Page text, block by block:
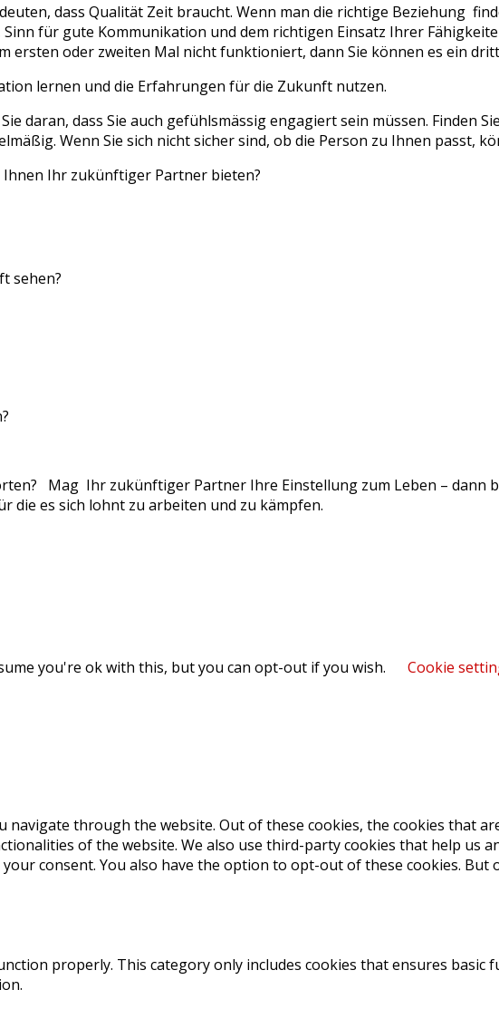
dass Qualität Zeit braucht. Wenn man die richtige Beziehung
für gute Kommunikation und dem richtigen Einsatz Ihrer
ersten oder zweiten Mal nicht funktioniert, dann Sie können es ein
lernen und die Erfahrungen für die Zukunft nutzen.
daran, dass Sie auch gefühlsmässig engagiert sein müssen. Finden
Wenn Sie sich nicht sicher sind, ob die Person zu Ihnen passt,
Ihnen Ihr zukünftiger Partner bieten?
sehen?
Mag Ihr zukünftiger Partner Ihre Einstellung zum Leben – dann
die es sich lohnt zu arbeiten und zu kämpfen.
you're ok with this, but you can opt-out if you wish.
Cookie
through the website. Out of these cookies, the cookies that
of the website. We also use third-party cookies that help us
consent. You also have the option to opt-out of these cookies.
properly. This category only includes cookies that ensures basic